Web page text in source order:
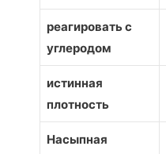
реагировать с
углеродом
истинная
плотность
Насыпная